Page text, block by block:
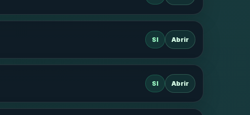
SI Abrir
SI Abrir